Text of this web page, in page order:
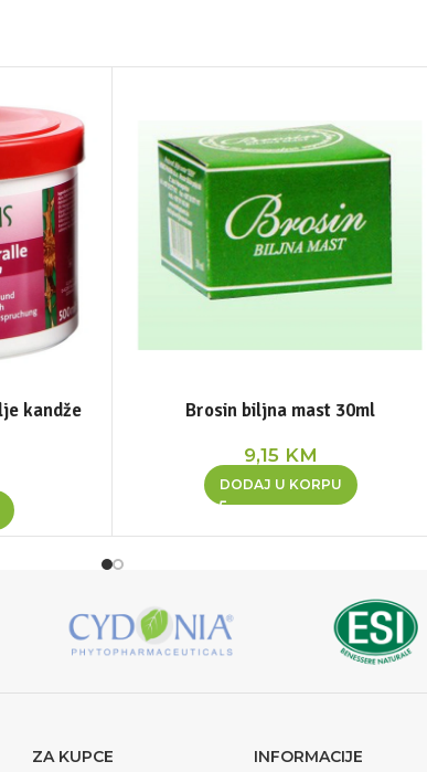
kandže
Brosin biljna mast 30ml
9,15 KM
DODAJ U KORPU
ZA KUPCE INFORMACIJE